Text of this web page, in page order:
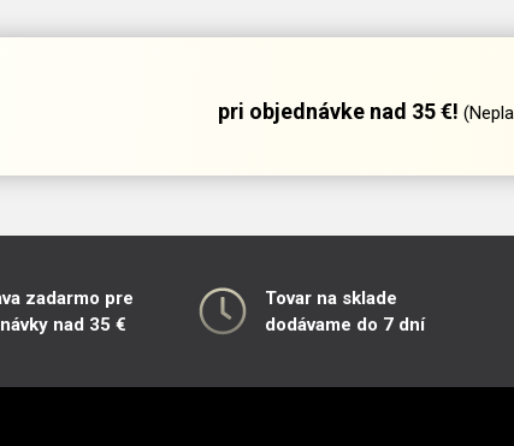
pri objednávke nad 35 €!
zadarmo pre
nad 35 €
Tovar na sklade
dodávame do 7 dní